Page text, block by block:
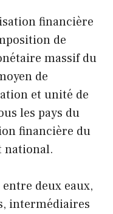
financière
de
massif du
de
et unité de
les pays du
financière du
national.
deux eaux,
intermédiaires